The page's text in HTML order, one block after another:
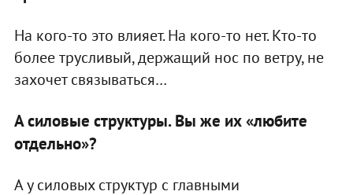
На кого-то это влияет. На кого-то нет. Кто-то
более трусливый, держащий нос по ветру, не
захочет связываться…
А силовые структуры. Вы же их «любите
отдельно»?
А у силовых структур с главными